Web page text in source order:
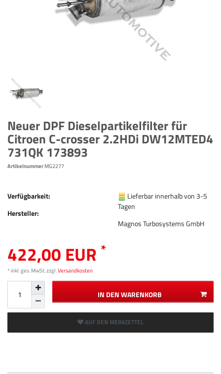
Neuer DPF Dieselpartikelfilter für
Citroen C-crosser 2.2HDi DW12MTED4
731QK 173893
ArtikelnummerMG2277
Verfügbarkeit:
Hersteller:
Lieferbar innerhalb von 3-5
Tagen
Magnos Turbosystems GmbH
422,00 EUR *
* inkl. ges. MwSt. zzgl.Versandkosten
IN DEN WARENKORB
AUF DEN MERKZETTEL